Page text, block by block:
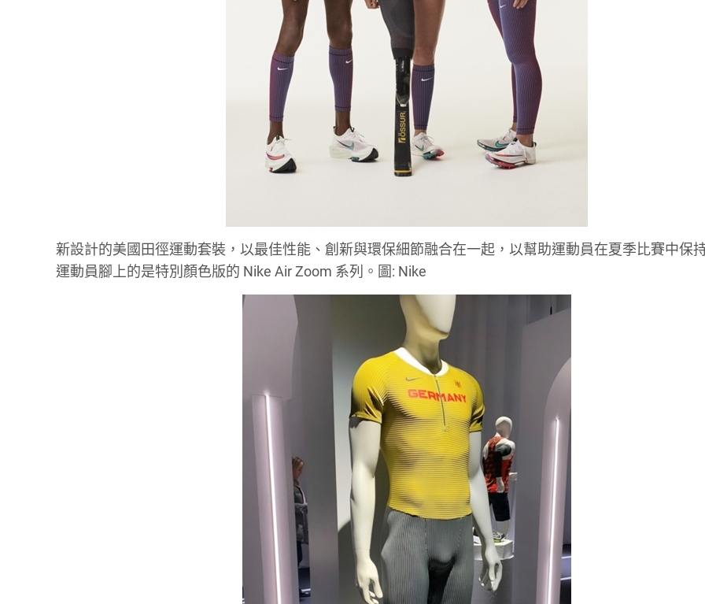
新設計的美國田徑運動套裝，以最佳性能、創新與環保細節融合在一起，以幫助運動員在夏季比賽中保
運動員腳上的是特別顏色版的 Nike Air Zoom 系列。圖: Nike